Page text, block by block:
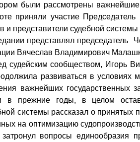
были рассмотрены
приняли участие
и представители судебной
представлял председатель
Вячеслав Владимирович
судейским сообществом, Игорь
развиваться в
важнейших государственных
в прежние годы, в целом
системы рассказал о
на оптимизацию
вопросы единообразия